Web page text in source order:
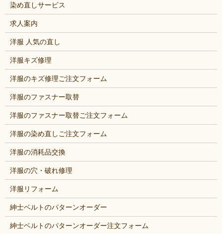
染め直しサービス
求人案内
洋服 人気の直し
洋服キズ修理
洋服のキズ修理ご注文フォーム
洋服のファスナー取替
洋服のファスナー取替ご注文フォーム
洋服の染め直しご注文フォーム
洋服の消耗品交換
洋服の穴・破れ修理
洋服リフォーム
紳士ベルトのパターンオーダー
紳士ベルトのパターンオーダー注文フォーム